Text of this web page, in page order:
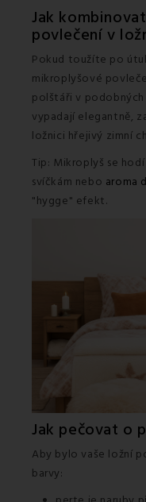
Jak
povlečení v
Pokud toužíte po
mikroplyšové
polštáři v podobných
vypadají elegantně,
ložnici hřejivý zimní
Tip: Mikroplyš se
svíčkám nebo aroma
"hygge" efekt.
Jak pečovat o
Aby bylo vaše ložní
barvy: